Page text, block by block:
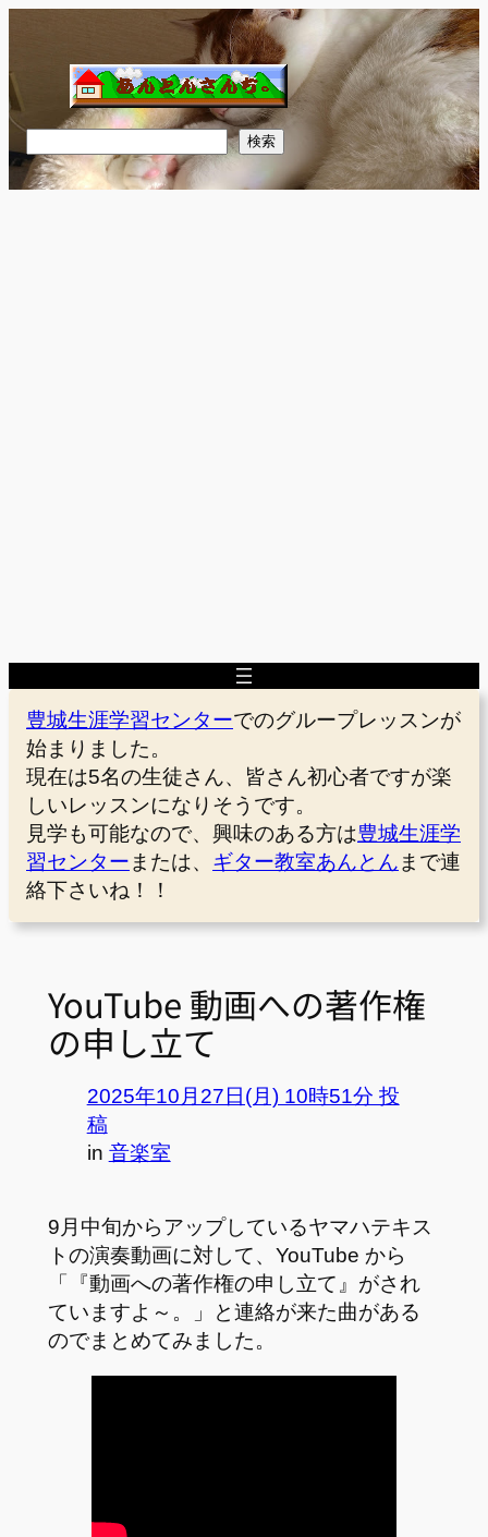
を
ス
キ
ッ
プ
索
検索
豊城生涯学習センターでのグループレッスンが
始まりました。
現在は5名の生徒さん、皆さん初心者ですが楽
しいレッスンになりそうです。
見学も可能なので、興味のある方は豊城生涯学
習センター または、 ギター教室あんとん まで連
絡下さいね！！
YouTube 動画への著作権
の申し立て
2025年10月27日(月) 10時51分 投
稿
in 音楽室
9月中旬からアップしているヤマハテキス
トの演奏動画に対して、YouTube から
「『動画への著作権の申し立て』がされ
ていますよ～。」と連絡が来た曲がある
のでまとめてみました。